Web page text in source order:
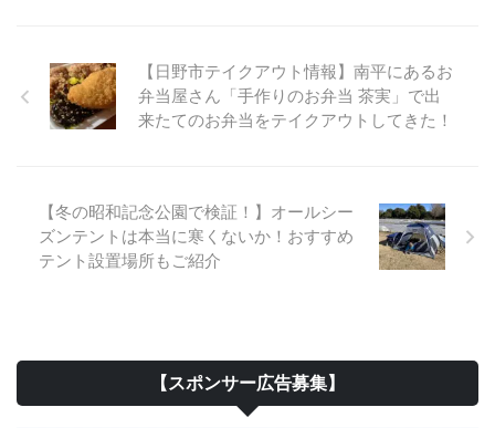
【日野市テイクアウト情報】南平にあるお
弁当屋さん「手作りのお弁当 茶実」で出
来たてのお弁当をテイクアウトしてきた！
【冬の昭和記念公園で検証！】オールシー
ズンテントは本当に寒くないか！おすすめ
テント設置場所もご紹介
【スポンサー広告募集】